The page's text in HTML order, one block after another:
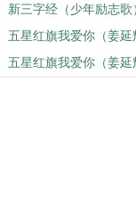
新三字经（少年励志歌
五星红旗我爱你（姜
五星红旗我爱你（姜延